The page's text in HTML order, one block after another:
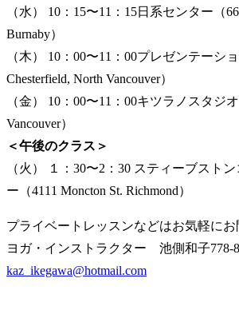
（水） 10：15〜11：15日系センター（
Burnaby）
（木） 10：00〜11：00プレゼンテーシ
Chesterfield, North Vancouver）
（金） 10：00〜11：00キツラノスタジ
Vancouver）
＜午後のクラス＞
（火） １：30〜2：30 スティーブスト
ー（4111 Moncton St. Richmond）
プライベートレッスンなどはお気軽にお
ヨガ・インストラクター 池側和子778-
kaz_ikegawa@hotmail.com